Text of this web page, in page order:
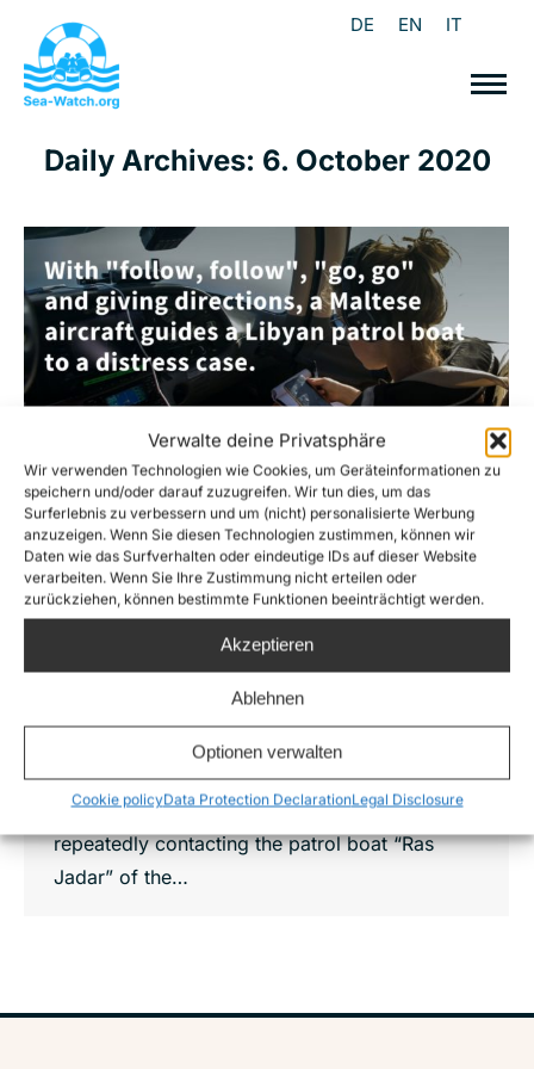
Verwalte deine Privatsphäre
Wir verwenden Technologien wie Cookies, um Geräteinformationen zu
speichern und/oder darauf zuzugreifen. Wir tun dies, um das
Surferlebnis zu verbessern und um (nicht) personalisierte Werbung
anzuzeigen. Wenn Sie diesen Technologien zustimmen, können wir
Daten wie das Surfverhalten oder eindeutige IDs auf dieser Website
verarbeiten. Wenn Sie Ihre Zustimmung nicht erteilen oder
zurückziehen, können bestimmte Funktionen beeinträchtigt werden.
Akzeptieren
Ablehnen
Optionen verwalten
Cookie policyData Protection DeclarationLegal Disclosure
DE EN IT
Daily Archives: 6. October 2020
Crimes of Malta 04
Crimes of Malta,News,Sea-Watch Air
ByJoshua Krüger 6. October 2020
#CrimesOfMalta: A Maltese aircraft guides the
so-called Libyan Coast Guard to a distress
case. Later a pull-back to Libya is reported.
Was the illegal return coordinated by Malta? It
would not be the first time… 14 July 2020:
Our Moonbird crew overhears an aircraft
repeatedly contacting the patrol boat “Ras
Jadar” of the…